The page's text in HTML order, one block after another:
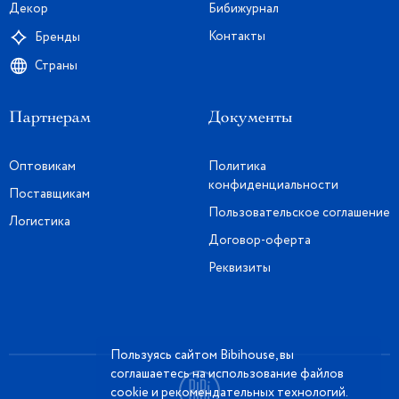
Декор
Бренды
Страны
Бибижурнал
Контакты
Партнерам
Оптовикам
Поставщикам
Логистика
Документы
Политика
конфиденциальности
Пользовательское соглашение
Договор-оферта
Реквизиты
Пользуясь сайтом Bibihouse, вы
соглашаетесь на использование файлов
cookie и рекомендательных технологий.